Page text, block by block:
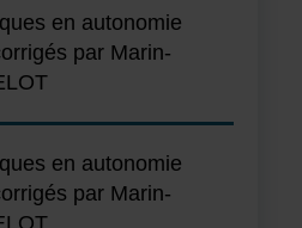
en autonomie
par Marin-
en autonomie
par Marin-